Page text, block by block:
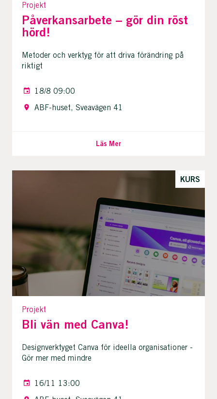
Projekt
Påverkansarbete – gör din röst
hörd!
Metoder och verktyg för att driva förändring på
riktigt
18/8 09:00
ABF-huset, Sveavägen 41
Läs Mer
KURS
Projekt
Bli vän med Canva!
Designverktyget Canva för ideella organisationer -
Gör mer med mindre
16/11 13:00